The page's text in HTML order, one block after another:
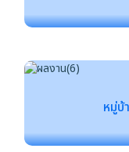
หมู่บ้